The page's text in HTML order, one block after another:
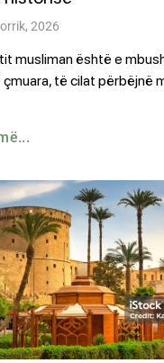
2026
musliman është e
të cilat përbëjnë